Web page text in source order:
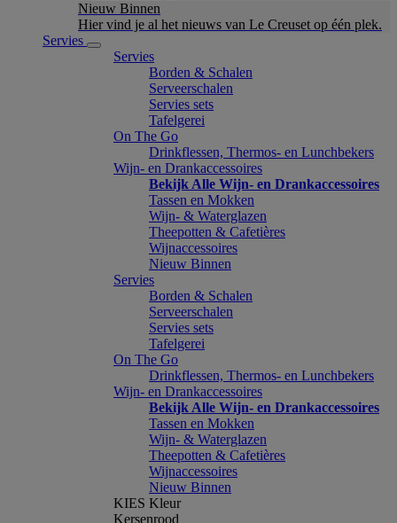
Nieuw Binnen
Hier vind je al het nieuws van Le Creuset op één plek.
Servies
Servies
Borden & Schalen
Serveerschalen
Servies sets
Tafelgerei
On The Go
Drinkflessen, Thermos- en Lunchbekers
Wijn- en Drankaccessoires
Bekijk Alle Wijn- en Drankaccessoires
Tassen en Mokken
Wijn- & Waterglazen
Theepotten & Cafetières
Wijnaccessoires
Nieuw Binnen
Servies
Borden & Schalen
Serveerschalen
Servies sets
Tafelgerei
On The Go
Drinkflessen, Thermos- en Lunchbekers
Wijn- en Drankaccessoires
Bekijk Alle Wijn- en Drankaccessoires
Tassen en Mokken
Wijn- & Waterglazen
Theepotten & Cafetières
Wijnaccessoires
Nieuw Binnen
KIES Kleur
Kersenrood